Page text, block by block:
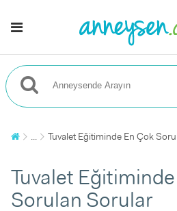
... Tuvalet Eğitiminde En Çok
Tuvalet
Sorulan Sorular